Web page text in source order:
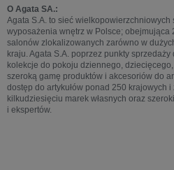
O Agata SA.:
Agata S.A. to sieć wielkopowierzchniowych
wyposażenia wnętrz w Polsce;
salonów zlokalizowanych zarówno w
kraju. Agata S.A. poprzez punkty
kolekcje do pokoju dziennego,
szeroką gamę produktów i akcesoriów do
dostęp do artykułów ponad 250 krajowych
kilkudziesięciu marek własnych oraz
i ekspertów.